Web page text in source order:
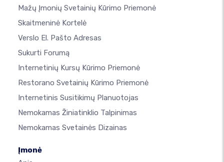
Mažų Įmonių Svetainių Kūrimo Priemonė
Skaitmeninė Kortelė
Verslo El. Pašto Adresas
Sukurti Forumą
Internetinių Kursų Kūrimo Priemonė
Restorano Svetainių Kūrimo Priemonė
Internetinis Susitikimų Planuotojas
Nemokamas Žiniatinklio Talpinimas
Nemokamas Svetainės Dizainas
Įmonė